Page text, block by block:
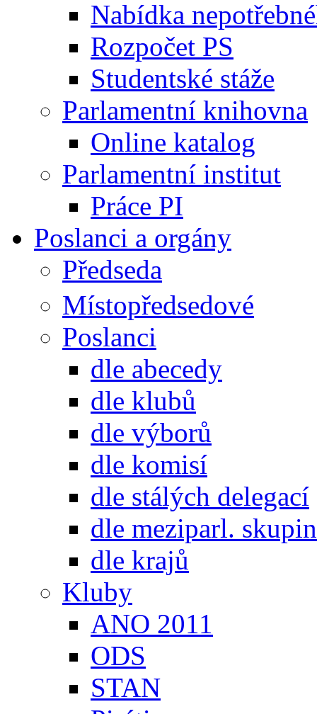
Nabídka
Rozpočet PS
Studentské stáže
Parlamentní knihovna
Online katalog
Parlamentní institut
Práce PI
Poslanci a orgány
Předseda
Místopředsedové
Poslanci
dle abecedy
dle klubů
dle výborů
dle komisí
dle stálých delegací
dle meziparl. skupin
dle krajů
Kluby
ANO 2011
ODS
STAN